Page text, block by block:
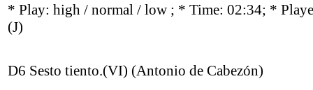
* Play: high / normal / low ; * Time: 02:34; *
(J)
D6 Sesto tiento.(VI) (Antonio de Cabezón)